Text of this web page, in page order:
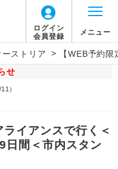
ログイン
会員登録
メニュー
ーストリア >
【WEB予約
せ
）
ライアンスで行く＜
日間＜市内スタン